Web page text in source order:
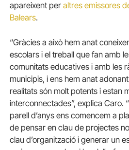
apareixent per altres emissores
Balears.
“Gràcies a això hem anat
escolars i el treball que fan amb
comunitats educatives i amb les
municipis, i ens hem anat
realitats són molt potents i estan
interconnectades”, explica Caro.
parell d’anys ens comencem a
de pensar en clau de projectes
clau d’organització i generar un